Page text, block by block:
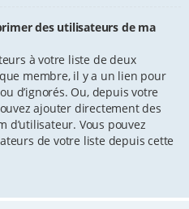
des utilisateurs de ma
à votre liste de deux
membre, il y a un lien pour
d’ignorés. Ou, depuis votre
ajouter directement des
d’utilisateur. Vous pouvez
de votre liste depuis cette